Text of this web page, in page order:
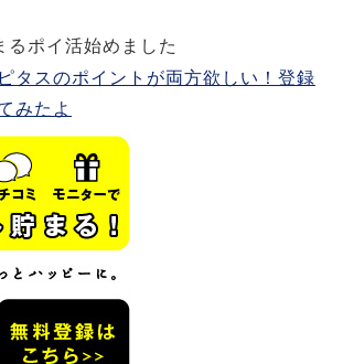
るポイ活始めました
タスのポイントが両方欲しい！登録
みたよ